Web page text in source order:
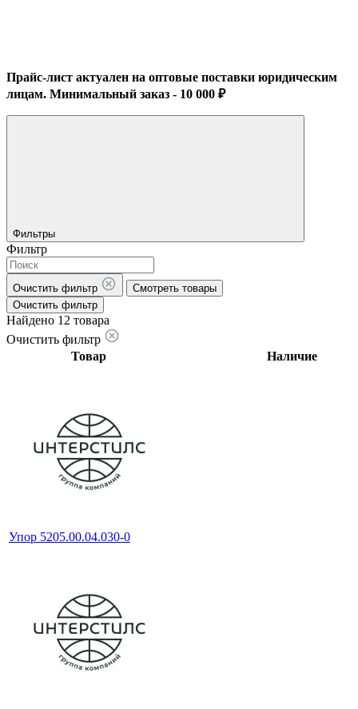
Прайс-лист актуален на оптовые поставки юридическим
лицам. Минимальный заказ - 10 000 ₽
Фильтры
Фильтр
Очистить фильтр
Смотреть товары
Очистить фильтр
Найдено 12 товара
Очистить фильтр
Товар
Наличие
Упор 5205.00.04.030-0